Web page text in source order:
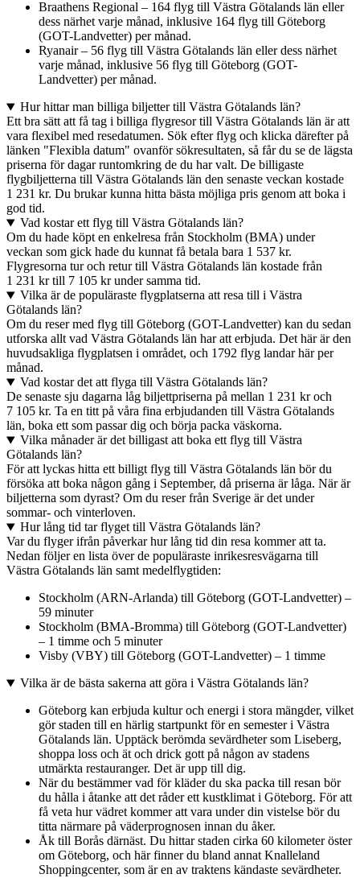
Braathens Regional – 164 flyg till Västra Götalands län eller
dess närhet varje månad, inklusive 164 flyg till Göteborg
(GOT-Landvetter) per månad.
Ryanair – 56 flyg till Västra Götalands län eller dess närhet
varje månad, inklusive 56 flyg till Göteborg (GOT-
Landvetter) per månad.
Hur hittar man billiga biljetter till Västra Götalands län?
Ett bra sätt att få tag i billiga flygresor till Västra Götalands län är att
vara flexibel med resedatumen. Sök efter flyg och klicka därefter på
länken "Flexibla datum" ovanför sökresultaten, så får du se de lägsta
priserna för dagar runtomkring de du har valt. De billigaste
flygbiljetterna till Västra Götalands län den senaste veckan kostade
1 231 kr. Du brukar kunna hitta bästa möjliga pris genom att boka i
god tid.
Vad kostar ett flyg till Västra Götalands län?
Om du hade köpt en enkelresa från Stockholm (BMA) under
veckan som gick hade du kunnat få betala bara 1 537 kr.
Flygresorna tur och retur till Västra Götalands län kostade från
1 231 kr till 7 105 kr under samma tid.
Vilka är de populäraste flygplatserna att resa till i Västra
Götalands län?
Om du reser med flyg till Göteborg (GOT-Landvetter) kan du sedan
utforska allt vad Västra Götalands län har att erbjuda. Det här är den
huvudsakliga flygplatsen i området, och 1792 flyg landar här per
månad.
Vad kostar det att flyga till Västra Götalands län?
De senaste sju dagarna låg biljettpriserna på mellan 1 231 kr och
7 105 kr. Ta en titt på våra fina erbjudanden till Västra Götalands
län, boka ett som passar dig och börja packa väskorna.
Vilka månader är det billigast att boka ett flyg till Västra
Götalands län?
För att lyckas hitta ett billigt flyg till Västra Götalands län bör du
försöka att boka någon gång i September, då priserna är låga. När är
biljetterna som dyrast? Om du reser från Sverige är det under
sommar- och vinterloven.
Hur lång tid tar flyget till Västra Götalands län?
Var du flyger ifrån påverkar hur lång tid din resa kommer att ta.
Nedan följer en lista över de populäraste inrikesresvägarna till
Västra Götalands län samt medelflygtiden:
Stockholm (ARN-Arlanda) till Göteborg (GOT-Landvetter) –
59 minuter
Stockholm (BMA-Bromma) till Göteborg (GOT-Landvetter)
– 1 timme och 5 minuter
Visby (VBY) till Göteborg (GOT-Landvetter) – 1 timme
Vilka är de bästa sakerna att göra i Västra Götalands län?
Göteborg kan erbjuda kultur och energi i stora mängder, vilket
gör staden till en härlig startpunkt för en semester i Västra
Götalands län. Upptäck berömda sevärdheter som Liseberg,
shoppa loss och ät och drick gott på någon av stadens
utmärkta restauranger. Det är upp till dig.
När du bestämmer vad för kläder du ska packa till resan bör
du hålla i åtanke att det råder ett kustklimat i Göteborg. För att
få veta hur vädret kommer att vara under din vistelse bör du
titta närmare på väderprognosen innan du åker.
Åk till Borås därnäst. Du hittar staden cirka 60 kilometer öster
om Göteborg, och här finner du bland annat Knalleland
Shoppingcenter, som är en av traktens kändaste sevärdheter.